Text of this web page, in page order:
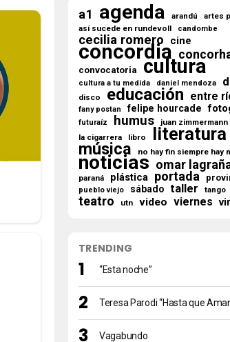
a1 agenda arandú artes
así sucede en rundevoll candombe
cecilia romero cine
concordia
convocatoria cultura
cultura a tu medida daniel mendoza
disco educación entre
fany postan felipe hourcade
futuraíz humus
juan zimmermann
la cigarrera
libro literatura
música no hay fin siempre hay
noticias omar
paraná plástica portada
pueblo viejo sábado taller tango
teatro utn video viernes
TRENDING
“Esta noche”
Teresa Parodi “Hasta que
Vagabundo